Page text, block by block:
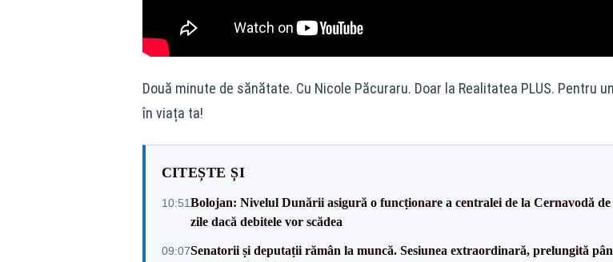
Două minute de sănătate. Cu Nicole Păcuraru. Doar la Realitatea PLUS. Pentru
în viața ta!
CITEȘTE ȘI
10:51Bolojan: Nivelul Dunării asigură o funcționare a centralei de la Cernavodă
zile dacă debitele vor scădea
09:07Senatorii și deputații rămân la muncă. Sesiunea extraordinară, prelungită